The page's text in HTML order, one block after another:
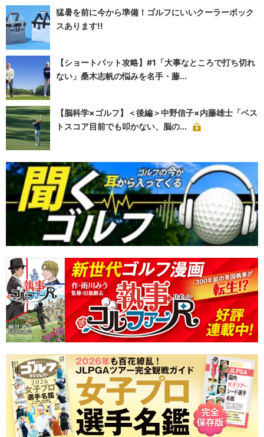
猛暑を前に今から準備！ゴルフにいいクーラーボック
スあります!!
【ショートパット攻略】#1「大事なところで打ち切れ
ない」桑木志帆の悩みを名手・藤...
【脳科学×ゴルフ】＜後編＞中野信子×内藤雄士「ベス
トスコア目前でも叩かない、脳の...